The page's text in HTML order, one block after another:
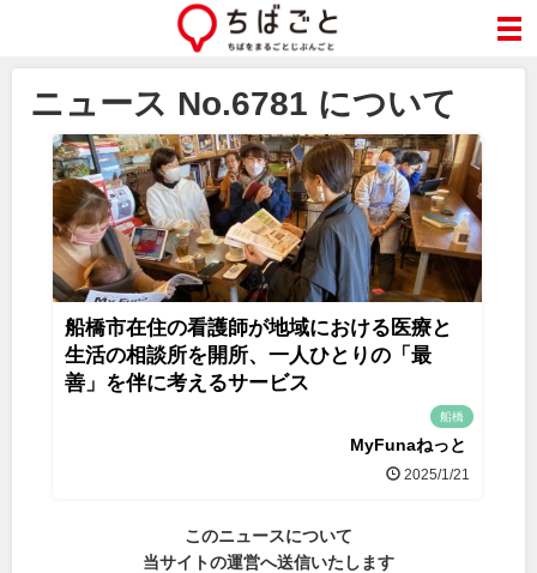
ニュース No.6781 について
船橋市在住の看護師が地域における医療と
生活の相談所を開所、一人ひとりの「最
善」を伴に考えるサービス
船橋
MyFunaねっと
2025/1/21
このニュースについて
当サイトの運営へ送信いたします